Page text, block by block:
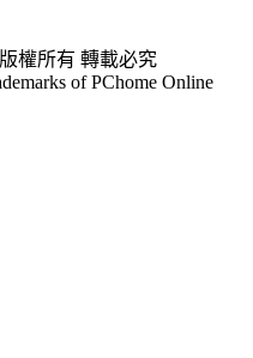
權所有 轉載必究
of PChome Online